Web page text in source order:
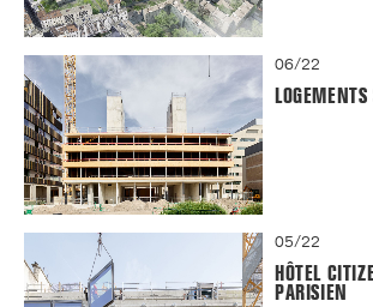
06/22
05/22
HÔTEL
PARISIEN